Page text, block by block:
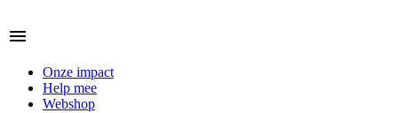
Onze impact
Help mee
Webshop